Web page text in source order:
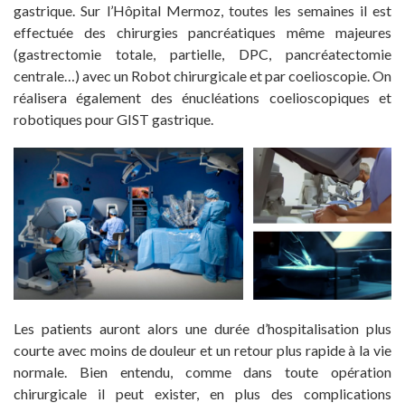
gastrique. Sur l’Hôpital Mermoz, toutes les semaines il est
effectuée des chirurgies pancréatiques même majeures
(gastrectomie totale, partielle, DPC, pancréatectomie
centrale…) avec un Robot chirurgicale et par coelioscopie. On
réalisera également des énucléations coelioscopiques et
robotiques pour GIST gastrique.
Les patients auront alors une durée d’hospitalisation plus
courte avec moins de douleur et un retour plus rapide à la vie
normale. Bien entendu, comme dans toute opération
chirurgicale il peut exister, en plus des complications